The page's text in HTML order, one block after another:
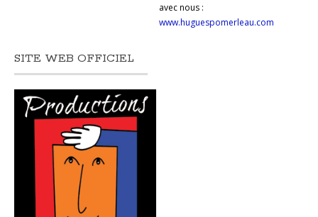
avec nous :
www.huguespomerleau.com
SITE WEB OFFICIEL